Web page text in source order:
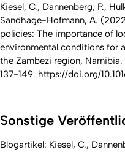
Kiesel, C., Dannenberg, P.,
Sandhage-Hofmann, A.
policies: The importance of
environmental conditions for
the Zambezi region, Namibia.
137-149. https://doi.org/
Sonstige
Blogartikel: Kiesel, C.,